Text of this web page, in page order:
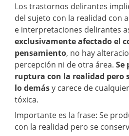
Los trastornos delirantes
del sujeto con la realidad con
e interpretaciones delirantes
exclusivamente afectado el
pensamiento, no hay
percepción ni de otra área. Se
ruptura con la realidad pero
lo demásy carece de
tóxica.
Importante es la frase: Se
con la realidad pero se